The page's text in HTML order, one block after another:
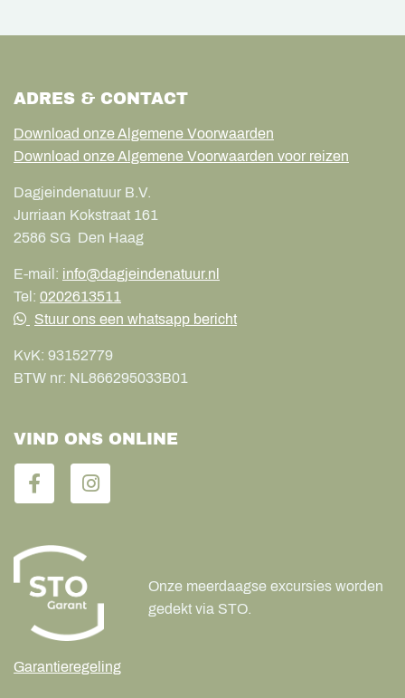
ADRES & CONTACT
Download onze Algemene Voorwaarden
Download onze Algemene Voorwaarden voor reizen
Dagjeindenatuur B.V.
Jurriaan Kokstraat 161
2586 SG Den Haag
E-mail: info@dagjeindenatuur.nl
Tel: 0202613511
Stuur ons een whatsapp bericht
KvK: 93152779
BTW nr: NL866295033B01
VIND ONS ONLINE
Garantieregeling
Onze meerdaagse excursies worden
gedekt via STO.